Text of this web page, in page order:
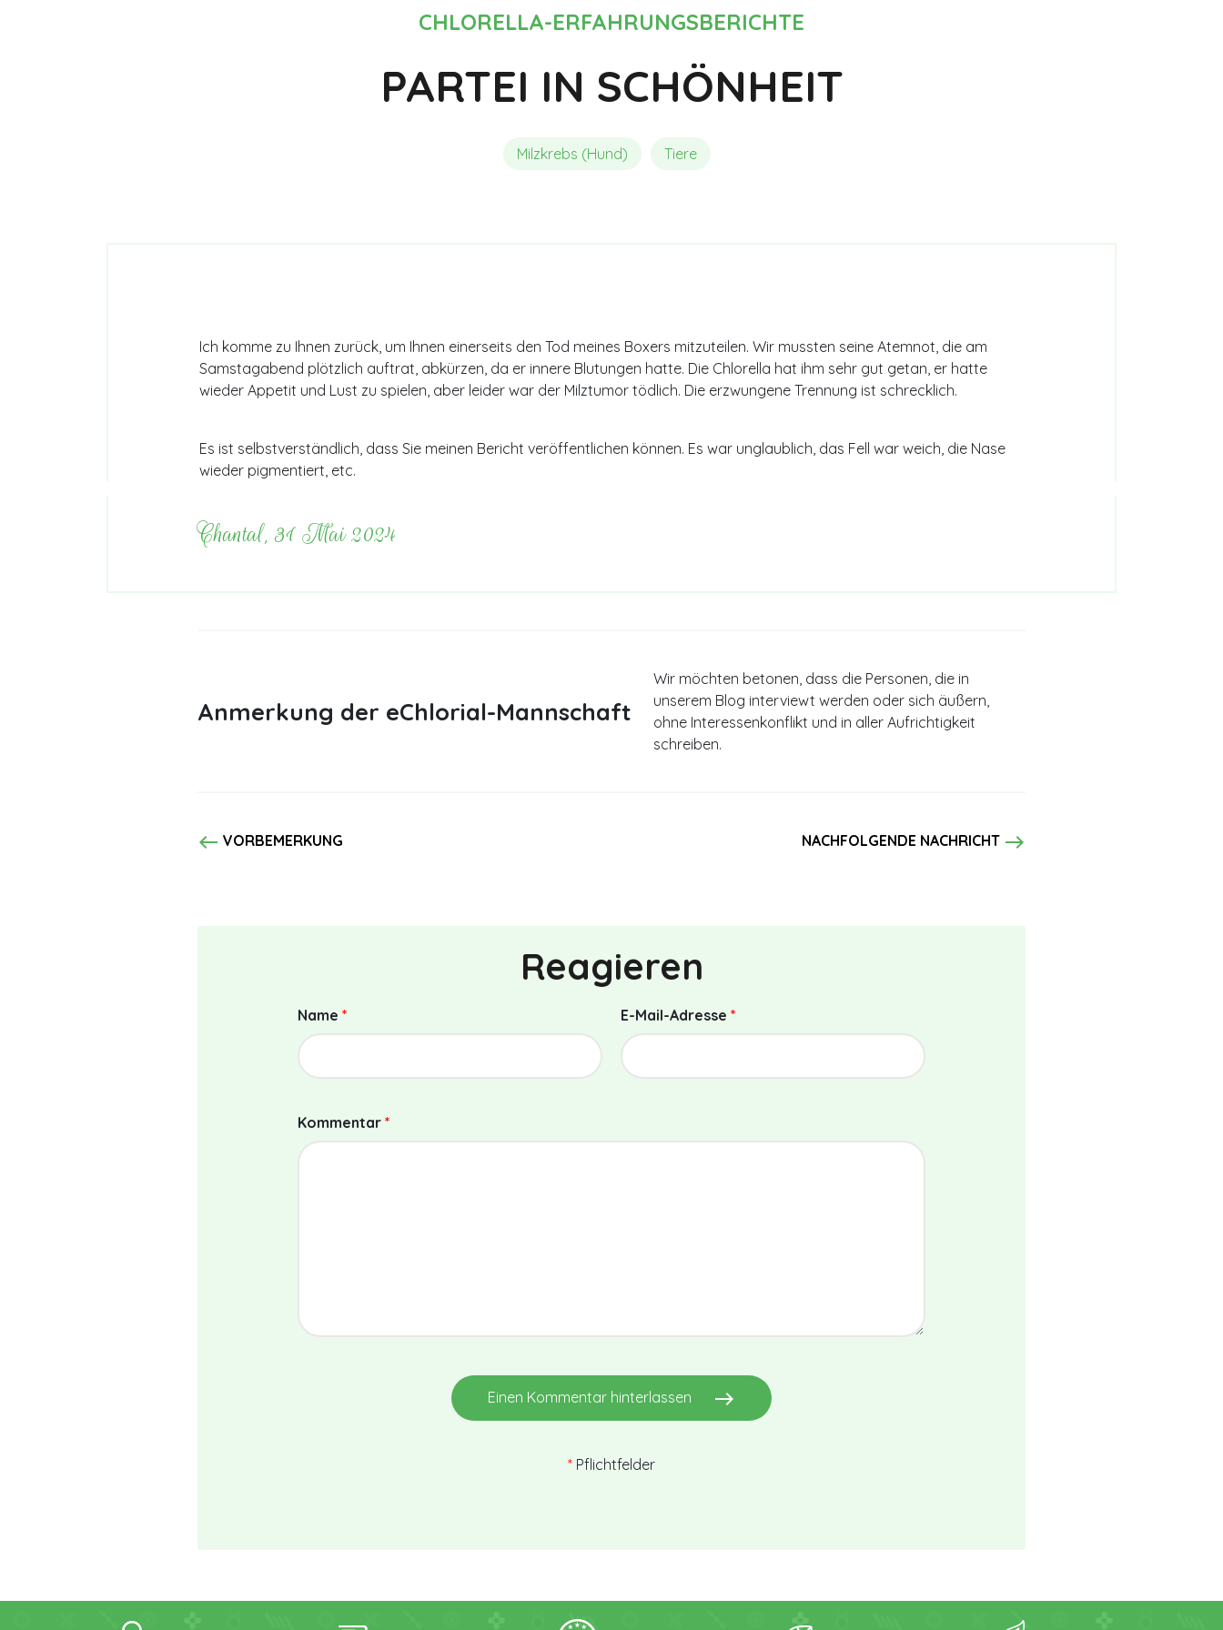
CHLORELLA-ERFAHRUNGSBERICHTE
PARTEI IN SCHÖNHEIT
Milzkrebs (Hund) Tiere
Ich komme zu Ihnen zurück, um Ihnen einerseits den Tod meines Boxers mitzuteilen. Wir mussten seine Atemnot, die am
Samstagabend plötzlich auftrat, abkürzen, da er innere Blutungen hatte. Die Chlorella hat ihm sehr gut getan, er hatte
wieder Appetit und Lust zu spielen, aber leider war der Milztumor tödlich. Die erzwungene Trennung ist schrecklich.
Es ist selbstverständlich, dass Sie meinen Bericht veröffentlichen können. Es war unglaublich, das Fell war weich, die Nase
wieder pigmentiert, etc.
Chantal, 31 Mai 2024
Anmerkung der eChlorial-Mannschaft
Wir möchten betonen, dass die Personen, die in
unserem Blog interviewt werden oder sich äußern,
ohne Interessenkonflikt und in aller Aufrichtigkeit
schreiben.
west VORBEMERKUNG NACHFOLGENDE NACHRICHT east
Reagieren
Name * E-Mail-Adresse *
Kommentar *
Einen Kommentar hinterlassen east
* Pflichtfelder